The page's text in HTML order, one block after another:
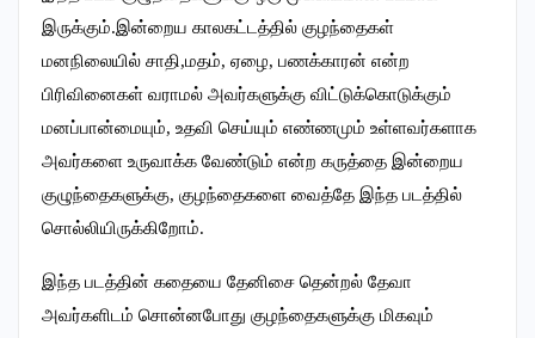
இருக்கும்.இன்றைய காலகட்டத்தில் குழந்தைகள்
மனநிலையில் சாதி,மதம், ஏழை, பணக்காரன் என்ற
பிரிவினைகள் வராமல் அவர்களுக்கு விட்டுக்கொடுக்கும்
மனப்பான்மையும், உதவி செய்யும் எண்ணமும் உள்ளவர்களாக
அவர்களை உருவாக்க வேண்டும் என்ற கருத்தை இன்றைய
குழுந்தைகளுக்கு, குழந்தைகளை வைத்தே இந்த படத்தில்
சொல்லியிருக்கிறோம்.
இந்த படத்தின் கதையை தேனிசை தென்றல் தேவா
அவர்களிடம் சொன்னபோது குழந்தைகளுக்கு மிகவும்